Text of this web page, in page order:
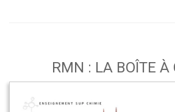
RMN : LA BOÎTE À